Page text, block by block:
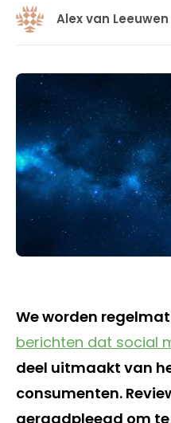
Alex van Leeuwen
We worden
berichten dat social
deel uitmaakt van
consumenten.
geraadpleegd om